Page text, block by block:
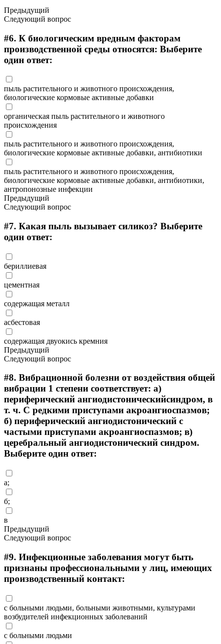
Предыдущий
Следующий вопрос
#6. К биологическим вредным факторам
производственной среды относятся: Выберите
один ответ:
пыль растительного и животного происхождения,
биологические кормовые активные добавки
органическая пыль растительного и животного
происхождения
пыль растительного и животного происхождения,
биологические кормовые активные добавки, антибиотики
пыль растительного и животного происхождения,
биологические кормовые активные добавки, антибиотики,
антропонозные инфекции
Предыдущий
Следующий вопрос
#7. Какая пыль вызывает силикоз? Выберите
один ответ:
бериллиевая
цементная
содержащая металл
асбестовая
содержащая двуокись кремния
Предыдущий
Следующий вопрос
#8. Вибрационной болезни от воздействия общей
вибрации 1 степени соответствует: а)
периферический ангиодистоническийсиндром, в
т. ч. С редкими приступами акроангиоспазмов;
б) периферический ангиодистонический с
частыми приступами акроангиоспазмов; в)
церебральный ангиодистонический синдром.
Выберите один ответ:
а;
б;
в
Предыдущий
Следующий вопрос
#9. Инфекционные заболевания могут быть
признаны профессиональными у лиц, имеющих
производственный контакт:
с больными людьми, больными животными, культурами
возбудителей инфекционных заболеваний
с больными людьми